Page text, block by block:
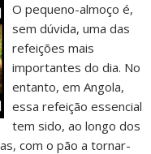
O pequeno-almoço é,
sem dúvida, uma das
refeições mais
importantes do dia. No
entanto, em Angola,
essa refeição essencial
tem sido, ao longo dos
com o pão a tornar-